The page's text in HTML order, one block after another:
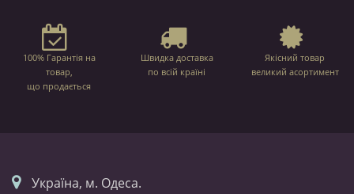
100% Гарантія на
товар,
що продається
Швидка доставка
по всій країні
Якісний товар
великий асортимент
Українa, м. Одеса.